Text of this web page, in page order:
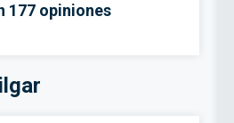
177 opiniones